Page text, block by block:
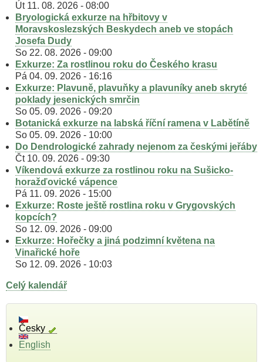
Út 11. 08. 2026 - 08:00
Bryologická exkurze na hřbitovy v
Moravskoslezských Beskydech aneb ve stopách
Josefa Dudy
So 22. 08. 2026 - 09:00
Exkurze: Za rostlinou roku do Českého krasu
Pá 04. 09. 2026 - 16:16
Exkurze: Plavuně, plavuňky a plavuníky aneb skryté
poklady jesenických smrčin
So 05. 09. 2026 - 09:20
Botanická exkurze na labská říční ramena v Labětíně
So 05. 09. 2026 - 10:00
Do Dendrologické zahrady nejenom za českými jeřáby
Čt 10. 09. 2026 - 09:30
Víkendová exkurze za rostlinou roku na Sušicko-
horažďovické vápence
Pá 11. 09. 2026 - 15:00
Exkurze: Roste ještě rostlina roku v Grygovských
kopcích?
So 12. 09. 2026 - 09:00
Exkurze: Hořečky a jiná podzimní květena na
Vinařické hoře
So 12. 09. 2026 - 10:03
Celý kalendář
Česky
English